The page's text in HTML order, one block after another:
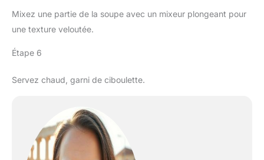
Mixez une partie de la soupe avec un mixeur plongeant pour
une texture veloutée.
Étape 6
Servez chaud, garni de ciboulette.